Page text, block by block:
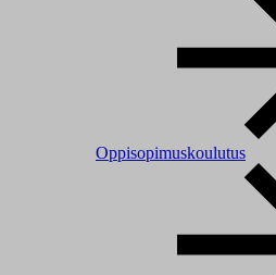
Oppisopimuskoulutus